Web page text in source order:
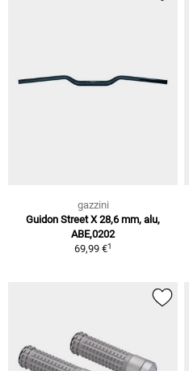
gazzini
Guidon Street X 28,6 mm, alu,
ABE,0202
69,99 €1